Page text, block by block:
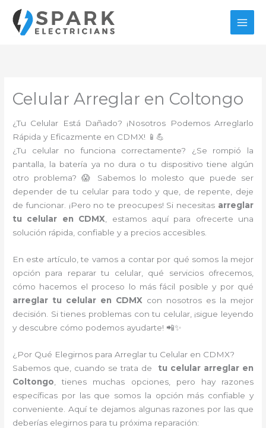
contenido
Celular Arreglar en Coltongo
¿Tu Celular Está Dañado? ¡Nosotros Podemos Arreglarlo
Rápida y Eficazmente en CDMX! 📱💪
¿Tu celular no funciona correctamente? ¿Se rompió la
pantalla, la batería ya no dura o tu dispositivo tiene algún
otro problema? 😱 Sabemos lo molesto que puede ser
depender de tu celular para todo y que, de repente, deje
de funcionar. ¡Pero no te preocupes! Si necesitas arreglar
tu celular en CDMX, estamos aquí para ofrecerte una
solución rápida, confiable y a precios accesibles.
En este artículo, te vamos a contar por qué somos la mejor
opción para reparar tu celular, qué servicios ofrecemos,
cómo hacemos el proceso lo más fácil posible y por qué
arreglar tu celular en CDMX con nosotros es la mejor
decisión. Si tienes problemas con tu celular, ¡sigue leyendo
y descubre cómo podemos ayudarte! 📲✨
¿Por Qué Elegirnos para Arreglar tu Celular en CDMX?
Sabemos que, cuando se trata de
tu celular arreglar en
Coltongo , tienes muchas opciones, pero hay razones
específicas por las que somos la opción más confiable y
conveniente. Aquí te dejamos algunas razones por las que
deberías elegirnos para tu próxima reparación: